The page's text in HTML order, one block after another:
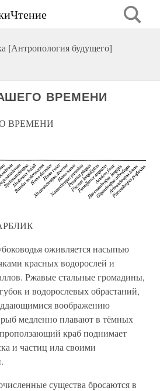
[Антропология будущего]
ВРЕМЕНИ
ВРЕМЕНИ
оживляется насыпью
красных водорослей и
Ржавые стальные громадины,
и водорослевых обрастаний,
воображению
медленно плавают в тёмных
краб поднимает
и частиц ила своими
существа бросаются в